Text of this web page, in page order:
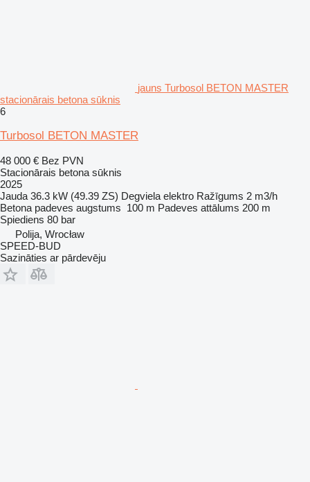
jauns Turbosol BETON MASTER
stacionārais betona sūknis
6
Turbosol BETON MASTER
48 000 € Bez PVN
Stacionārais betona sūknis
2025
Jauda 36.3 kW (49.39 ZS) Degviela elektro Ražīgums 2 m3/h
Betona padeves augstums 100 m Padeves attālums 200 m
Spiediens 80 bar
Polija, Wrocław
SPEED-BUD
Sazināties ar pārdevēju